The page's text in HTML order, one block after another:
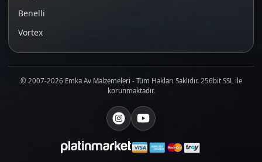
Benelli
Vortex
© 2007-2026 Emka Av Malzemeleri - Tüm Hakları Saklıdır. 256bit SSL ile
korunmaktadır.